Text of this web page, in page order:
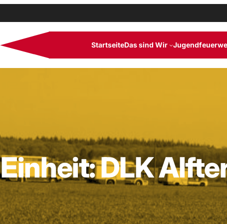
StartseiteDas sind Wir
Einheit:DLK